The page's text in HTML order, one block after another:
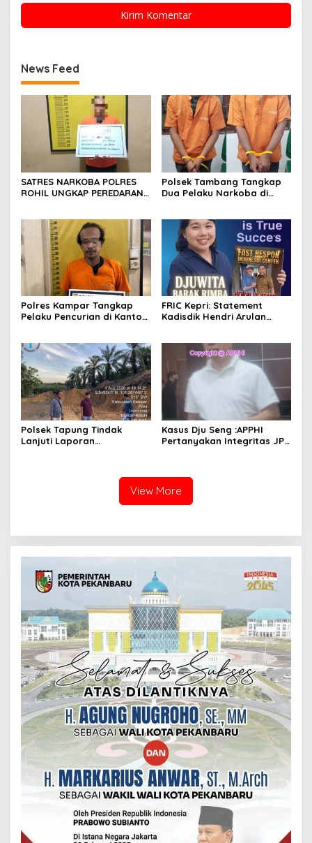
News Feed
SATRES NARKOBA POLRES
ROHIL UNGKAP PEREDARAN
Polsek Tambang Tangkap
Dua Pelaku Narkoba di
Siap Edar
Polres Kampar Tangkap
Pelaku Pencurian di Kantor
FRIC Kepri: Statement
Kadisdik Hendri Arulan
Polsek Tapung Tindak
Lanjuti Laporan
Kasus Dju Seng :APPHI
Pertanyakan Integritas JPU
View More